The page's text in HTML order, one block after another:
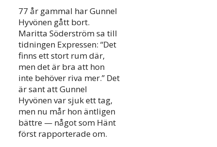
77 år gammal har Gunnel
Hyvönen gått bort.
Maritta Söderström sa till
tidningen Expressen: “Det
finns ett stort rum där,
men det är bra att hon
inte behöver riva mer.” Det
är sant att Gunnel
Hyvönen var sjuk ett tag,
men nu mår hon äntligen
bättre — något som Hänt
först rapporterade om.